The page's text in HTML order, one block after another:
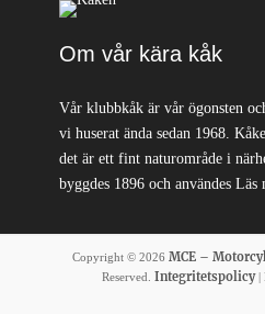
Om vår kära kåk
Vår klubbkåk är vår ögonsten
vi huserat ända sedan 1968.
det är ett fint naturområde i
byggdes 1896 och användes Läs
Copyright © 2026 MCE –
Reserved. Integritetspolicy|